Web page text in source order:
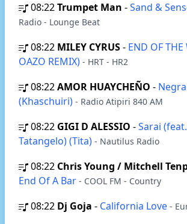
08:22Trumpet Man -Sand &
Radio - Lounge Beat
08:22 MILEY CYRUS- END OF
OAZO REMIX) - HRT - HR2
08:22AMOR HUAYCHEÑO -
(Khaschuiri) - Radio Atipiri 840 AM
08:22 GIGI D ALESSIO -Sarai
Tatangelo) (Tita) - Nautilus Radio
08:22 Chris Young / Mitchell
End Of A Bar - COOL FM - Country
08:22 Dj Goja - California Love -